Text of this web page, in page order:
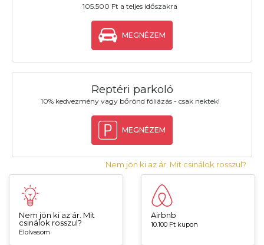
105.500 Ft a teljes időszakra
MEGNÉZEM
Reptéri parkoló
10% kedvezmény vagy bőrönd fóliázás - csak nektek!
MEGNÉZEM
Nem jön ki az ár. Mit csinálok rosszul?
Nem jön ki az ár. Mit
csinálok rosszul?
Elolvasom
Airbnb
10.100 Ft kupon